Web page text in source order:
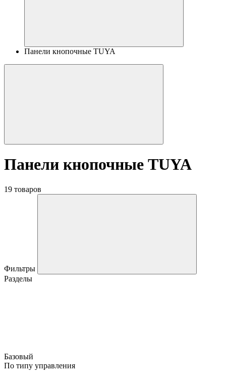
Панели кнопочные TUYA
Панели кнопочные TUYA
19 товаров
Фильтры
Разделы
Базовый
По типу управления